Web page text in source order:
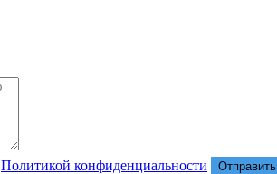
Политикой конфиденциальности Отправить